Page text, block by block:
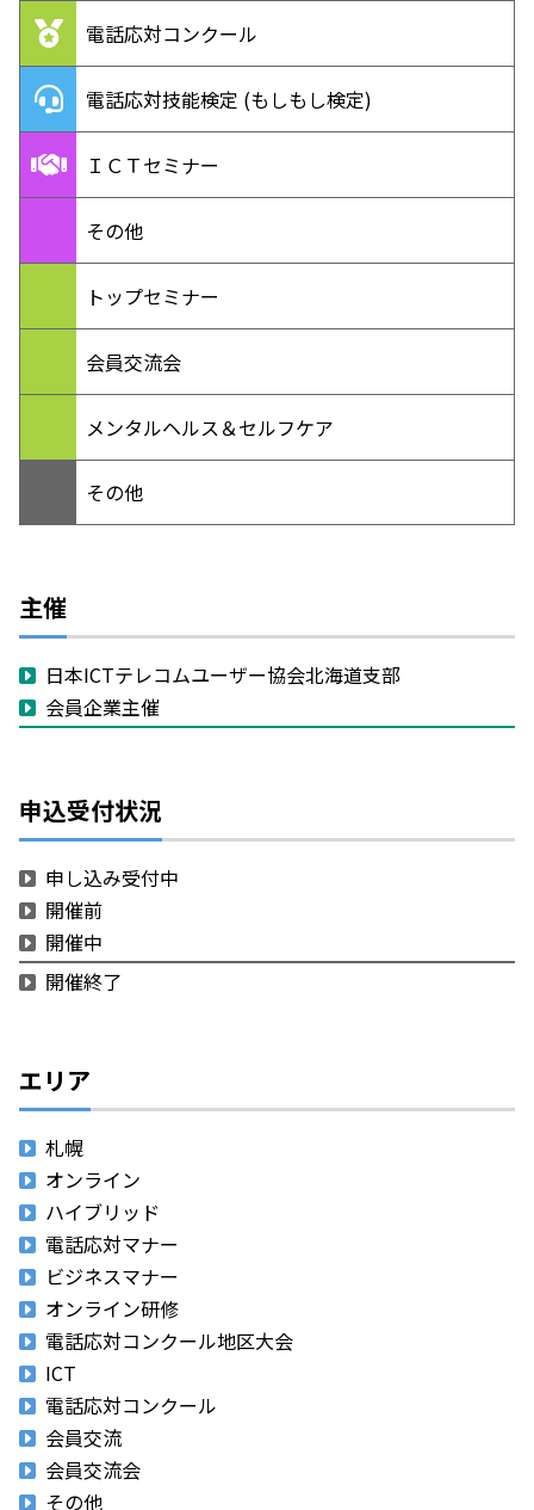
電話応対コンクール
電話応対技能検定 (もしもし検定)
ＩＣＴセミナー
その他
トップセミナー
会員交流会
メンタルヘルス＆セルフケア
その他
主催
日本ICTテレコムユーザー協会北海道支部
会員企業主催
申込受付状況
申し込み受付中
開催前
開催中
開催終了
エリア
札幌
オンライン
ハイブリッド
電話応対マナー
ビジネスマナー
オンライン研修
電話応対コンクール地区大会
ICT
電話応対コンクール
会員交流
会員交流会
その他